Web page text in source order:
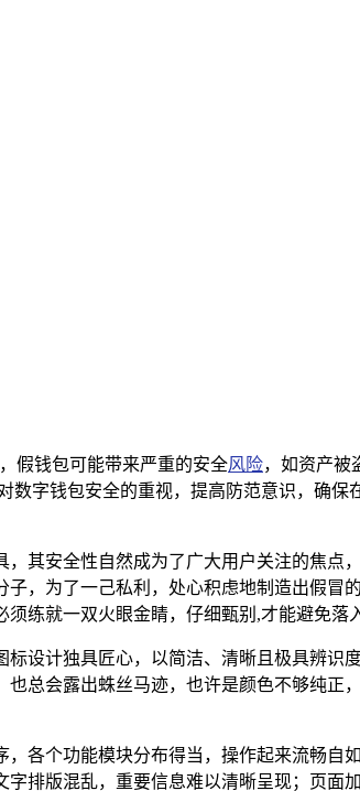
假钱包可能带来严重的安全风险，如资产被
字钱包安全的重视，提高防范意识，确保
其安全性自然成为了广大用户关注的焦点
，为了一己私利，处心积虑地制造出假冒
练就一双火眼金睛，仔细甄别,才能避免落
设计独具匠心，以简洁、清晰且极具辨识
总会露出蛛丝马迹，也许是颜色不够纯正
各个功能模块分布得当，操作起来流畅自
排版混乱，重要信息难以清晰呈现；页面